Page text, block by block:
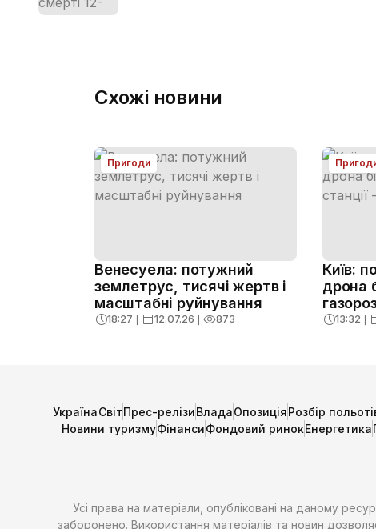
Схожі новини
Пригоди
Венесуела: потужний
землетрус, тисячі жертв і
масштабні руйнування
18:27 ❘ 12.07.26 ❘ 873
Київ:
дрона
ризики
13:32 ❘
УкраїнаСвітПрес-релізиВладаОпозиціяРозбір
Новини туризмуФінансиФондовий ринокЕнергетика
Усі права на матеріали, опубліковані на даному
заборонено. Використання матеріалів та новин